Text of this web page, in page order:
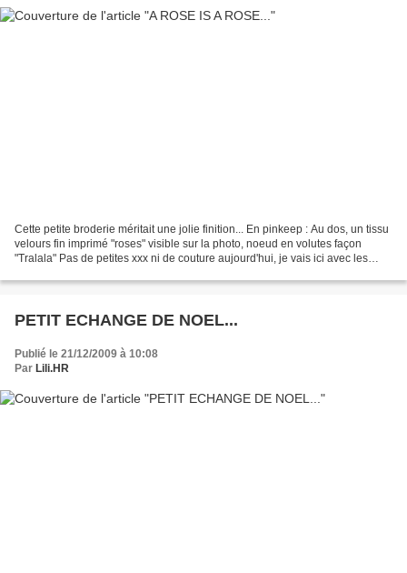
Cette petite broderie méritait une jolie finition... En pinkeep : Au dos, un tissu
velours fin imprimé "roses" visible sur la photo, noeud en volutes façon
"Tralala" Pas de petites xxx ni de couture aujourd'hui, je vais ici avec les
PETIT ECHANGE DE NOEL...
Publié le 21/12/2009 à 10:08
Par Lili.HR